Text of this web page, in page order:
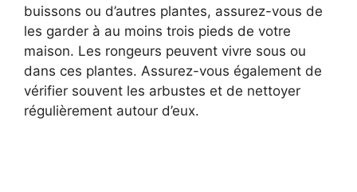
buissons ou d’autres plantes, assurez-vous de
les garder à au moins trois pieds de votre
maison. Les rongeurs peuvent vivre sous ou
dans ces plantes. Assurez-vous également de
vérifier souvent les arbustes et de nettoyer
régulièrement autour d’eux.